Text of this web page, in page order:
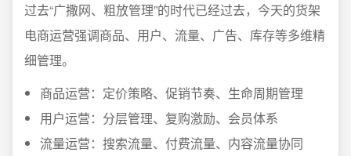
过去“广撒网、粗放管理”的时代已经过去，今天的货架
电商运营强调商品、用户、流量、广告、库存等多维精
细管理。
商品运营：定价策略、促销节奏、生命周期管理
用户运营：分层管理、复购激励、会员体系
流量运营：搜索流量、付费流量、内容流量协同